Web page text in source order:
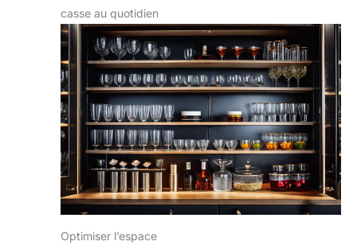
casse au quotidien
Optimiser l’espace